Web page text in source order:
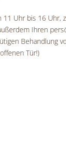
Uhr bis 16 Uhr,
Ihren
Behandlung
Tür!)